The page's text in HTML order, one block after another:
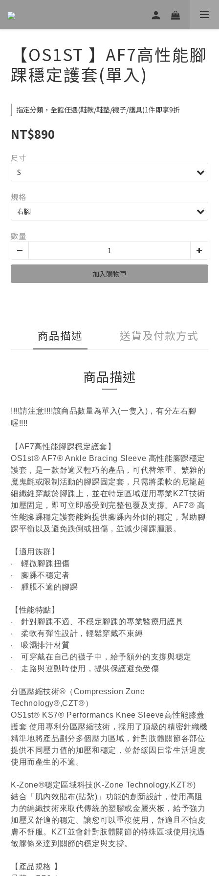
【OS1ST 】AF7高性能腳
踝穩定護套(單入)
指定分類，全館任選(鞋款/鞋墊/襪子/護具)1件即享9折
NT$890
尺寸
規格
數量
加入購物車
商品描述 送貨及付款方式
商品描述
!!!!請注意!!!!該商品數量為單入(一隻入)，有分左右腳
喔!!!!
【AF7高性能腳踝穩定護套】
OS1st® AF7® Ankle Bracing Sleeve 高性能腳踝穩定
護套，是一款舒適又輕巧的產品，可代替笨重、繁雜的
魔鬼氈或限制活動的腳踝固定套，只需將柔軟的尼龍超
細纖維穿戴於腳踝上，並在特定區域運用專業KZT技術
加壓固定，即可立即感受到完整包覆及支撐。AF7® 高
性能腳踝穩定護套能夠提供腳踝內外側的穩定，幫助腳
踝平衡以及避免跌倒或扭傷，並減少腳踝腫脹。
【適用族群】
‧ 輕微腳踝扭傷
‧ 腳踝不穩定者
‧ 腫脹不適的腳踝
【性能特點】
‧ 針對腳踝不適、不穩定腳踝的專業醫療用護具
‧ 柔軟有彈性設計，輕鬆穿戴不束縛
‧ 吸濕排汗材質
‧ 可穿戴在自己的襪子中，給予額外的支撐與穩定
‧ 走路與運動時使用，提供保護避免受傷
分區壓縮技術®（Compression Zone
Technology®,CZT®）
OS1st® KS7® Performancs Knee Sleeve高性能膝蓋
護套 使用專利分區壓縮技術，採用了頂級的精密針織機
精準地將產品劃分多個壓力區域，針對肢體關節各部位
提供不同壓力值的加壓和穩定，並舒緩因日常生活過度
使用而產生的不適。
K-Zone®穩定區域科技(K-Zone Technology,KZT®)
結合「肌內效貼布(貼紮)」功能的創新設計，使用高阻
力的編織技術來取代傳統的塑膠或金屬夾板，給予強力
加壓又舒適的穩定。讓您可以重複使用，舒適且不怕皮
膚不舒服。KZT並會針對肢體關節的特殊區域使用抗過
敏膠條來達到關節的穩定與支撐。
【產品規格 】